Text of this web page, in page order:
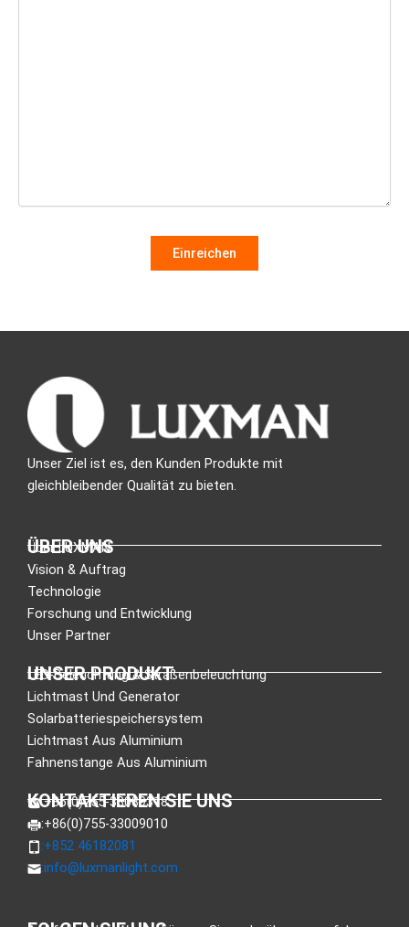
Unser Ziel ist es, den Kunden Produkte mit
gleichbleibender Qualität zu bieten.
ÜBER UNS
Über LUXMAN
Vision & Auftrag
Technologie
Forschung und Entwicklung
Unser Partner
UNSER PRODUKT
LED-Beleuchtung & Straßenbeleuchtung
Lichtmast Und Generator
Solarbatteriespeichersystem
Lichtmast Aus Aluminium
Fahnenstange Aus Aluminium
KONTAKTIEREN SIE UNS
:+86(0)755-33089318
:+86(0)755-33009010
:+852 46182081
:info@luxmanlight.com